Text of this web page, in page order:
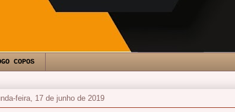
COPOS
feira, 17 de junho de 2019